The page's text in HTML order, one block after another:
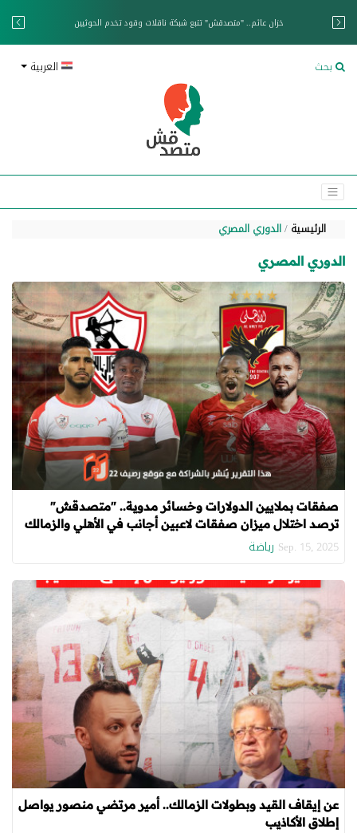
خزان عائم.. "متصدقش" تتبع شبكة ناقلات وقود تخدم الحوثيين
بحث العربية
الرئيسية الدوري المصري
الدوري المصري
صفقات بملايين الدولارات وخسائر مدوية.. "متصدقش"
ترصد اختلال ميزان صفقات لاعبين أجانب في الأهلي والزمالك
Sep. 15, 2025 رياضة
عن إيقاف القيد وبطولات الزمالك.. أمير مرتضي منصور يواصل
إطلاق الأكاذيب